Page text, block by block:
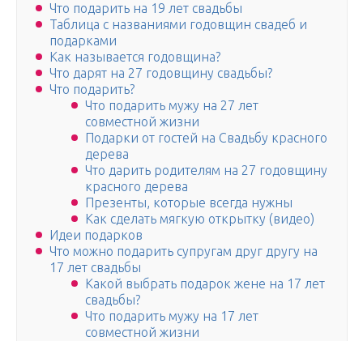
Что подарить на 19 лет свадьбы
Таблица с названиями годовщин свадеб и
подарками
Как называется годовщина?
Что дарят на 27 годовщину свадьбы?
Что подарить?
Что подарить мужу на 27 лет
совместной жизни
Подарки от гостей на Свадьбу красного
дерева
Что дарить родителям на 27 годовщину
красного дерева
Презенты, которые всегда нужны
Как сделать мягкую открытку (видео)
Идеи подарков
Что можно подарить супругам друг другу на
17 лет свадьбы
Какой выбрать подарок жене на 17 лет
свадьбы?
Что подарить мужу на 17 лет
совместной жизни